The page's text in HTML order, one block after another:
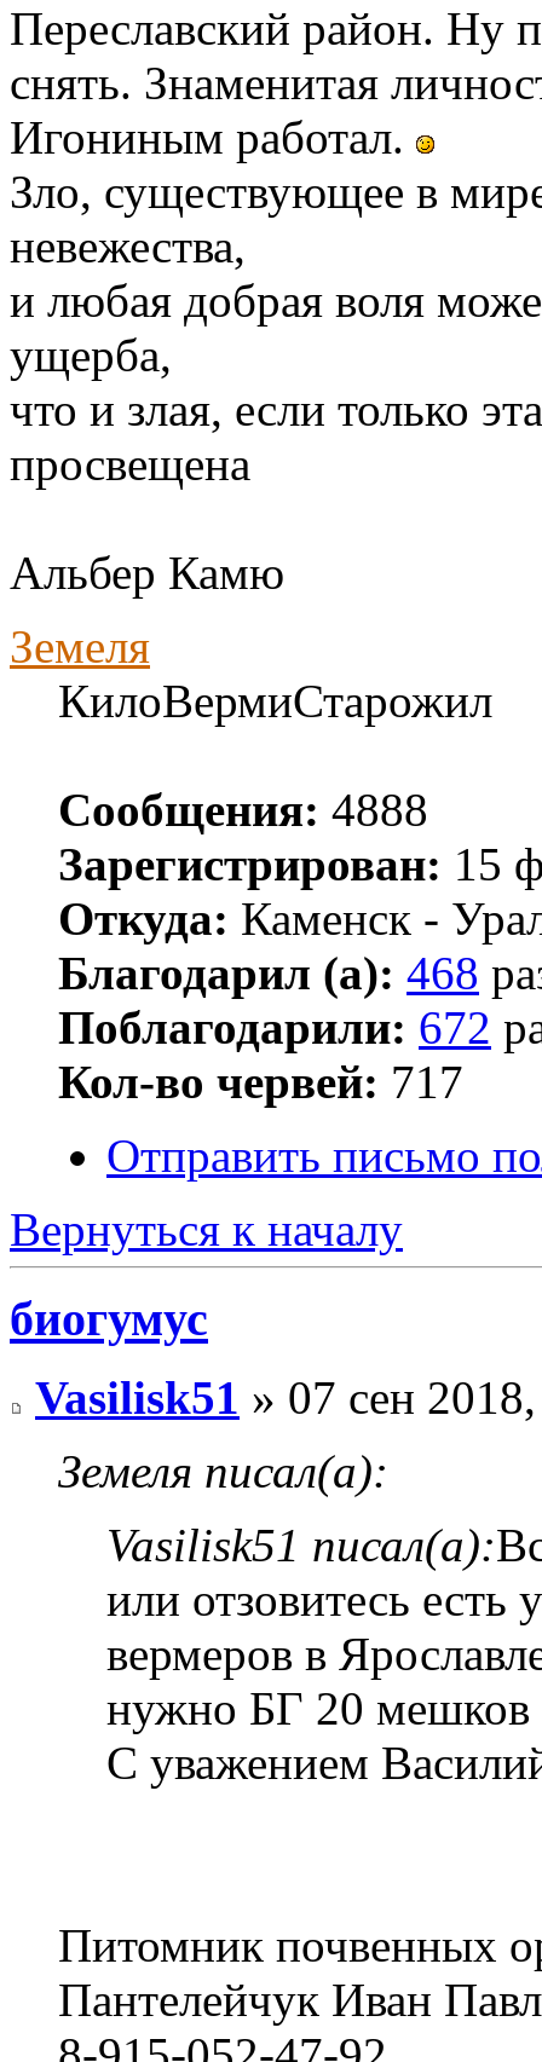
Переславский район. Ну
снять. Знаменитая
Игониным работал.
Зло, существующее в
невежества,
и любая добрая воля
ущерба,
что и злая, если только
просвещена
Альбер Камю
Земеля
КилоВермиСтарожил
Сообщения: 4888
Зарегистрирован: 15
Откуда: Каменск -
Благодарил (а): 468
Поблагодарили: 672
Кол-во червей: 717
Отправить письмо
Вернуться к началу
биогумус
Vasilisk51 » 07 сен
Земеля писал(а):
Vasilisk51 писал(а):
или отзовитесь есть
вермеров в
нужно БГ 20 мешков
С уважением
Питомник почвенных
Пантелейчук Иван